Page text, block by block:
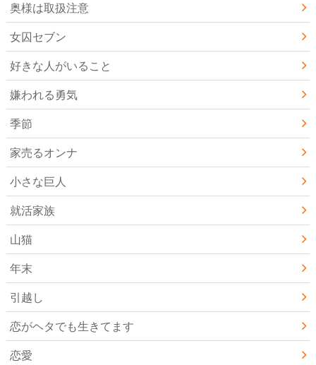
奥様は取扱注意
女囚セブン
好きな人がいること
嫌われる勇気
季節
家売るオンナ
小さな巨人
就活家族
山猫
年末
引越し
恋がヘタでも生きてます
恋愛